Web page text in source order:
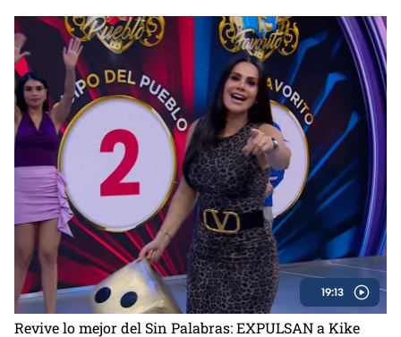
19:13
Revive lo mejor del Sin Palabras: EXPULSAN a Kike